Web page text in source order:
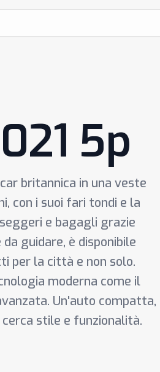
5p
britannica in una veste
con i suoi fari tondi e la
e bagagli grazie
guidare, è disponibile
per la città e non solo.
moderna come il
Un'auto compatta,
stile e funzionalità.